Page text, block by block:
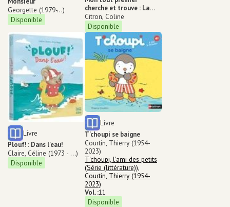
Créateur
Georgette (1979-...)
Disponible
cherche et trouve : La
mer
Auteur
Citron, Coline
Disponible
Type de support matériel
Livre
Plouf! : Dans l'eau!
Auteur
Claire, Céline (1973 - ...)
Disponible
Type de support matériel
Livre
T'choupi se baigne
Auteur
Courtin, Thierry (1954-
2023)
Dans la série
T'choupi, l'ami des petits
(Série (littérature)),
Courtin, Thierry (1954-
2023)
Vol. :11
Disponible